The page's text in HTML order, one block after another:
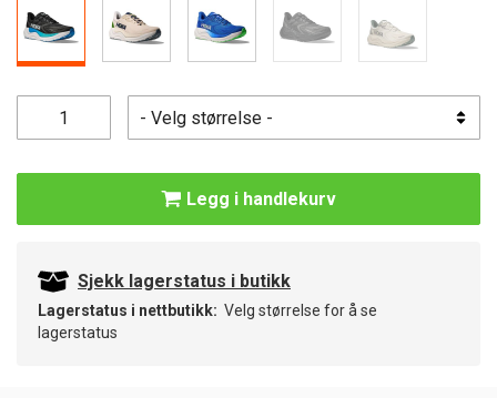
Legg i handlekurv
Sjekk lagerstatus i butikk
Lagerstatus i nettbutikk: Velg størrelse for å se
lagerstatus